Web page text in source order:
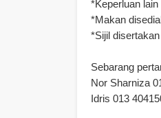
*Keperluan
*Makan
*Sijil disertakan
Sebarang
Nor Sharniza
Idris 013